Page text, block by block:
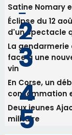
Satine Nomary
Éclipse du 12
d'un spectacle
La
face à une
vin
En Corse, un
consommation
Deux jeunes
militaire